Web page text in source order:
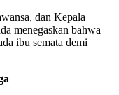
dan Kepala
menegaskan bahwa
ibu semata demi